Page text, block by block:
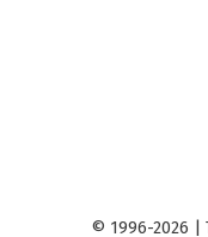
© 1996-2026 |